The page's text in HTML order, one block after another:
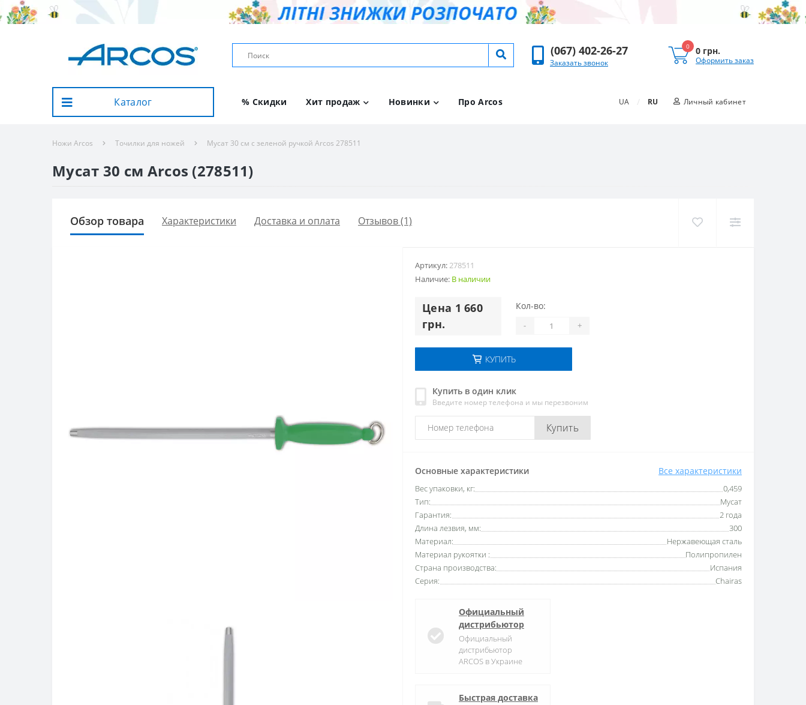
(067) 402-26-27
Заказать звонок
0 0 грн.
Оформить заказ
Каталог % Скидки Хит продаж Новинки Про Arcos UA / RU Личный кабинет
Ножи Arcos Точилки для ножей Мусат 30 см с зеленой ручкой Arcos 278511
Мусат 30 см Arcos (278511)
Обзор товара Характеристики Доставка и оплата Отзывов (1)
Артикул:278511
Наличие: В наличии
Цена 1 660
грн.
Кол-во:
- +
КУПИТЬ
Купить в один клик
Введите номер телефона и мы перезвоним
Купить
Основные характеристики Все характеристики
Вес упаковки, кг:
0,459
Тип:
Мусат
Гарантия:
2 года
Длина лезвия, мм:
300
Материал:
Нержавеющая сталь
Материал рукоятки :
Полипропилен
Страна производства:
Испания
Серия:
Chairas
Официальный
дистрибьютор
Официальный
дистрибьютор
ARCOS в Украине
Быстрая доставка